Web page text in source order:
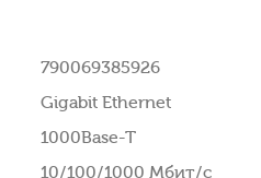
790069385926
Gigabit Ethernet
1000Base-T
10/100/1000 Мбит/с